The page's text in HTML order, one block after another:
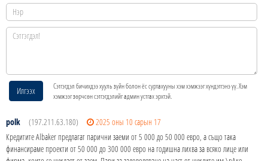
Илгээх
Сэтгэгдэл бичихдээ хууль зүйн болон ёс суртахууны хэм хэмжээг хүндэтгэнэ үү. Хэм
хэмжээг зөрчсөн сэтгэгдэлийг админ устгах эрхтэй.
polk (197.211.63.180)
2025 оны 10 сарын 17
Кредитите Albaker предлагат парични заеми от 5 000 до 50 000 евро, а също така
финансираме проекти от 50 000 до 300 000 евро на годишна лихва за всяко лице или